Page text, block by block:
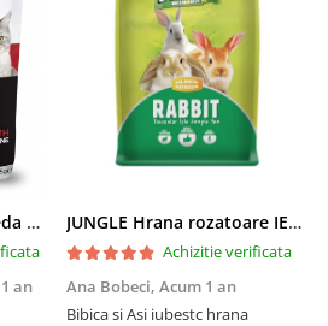
FELICIA Plic hrana umeda pentru pisici adulte, cu Miel, Set 12x85g
an
JUNGLE Hrana rozatoare IEPURI 500g
Achizitie verificata
Ana Bobeci, Acum 1 an
Bibica si Asi iubestc hrana